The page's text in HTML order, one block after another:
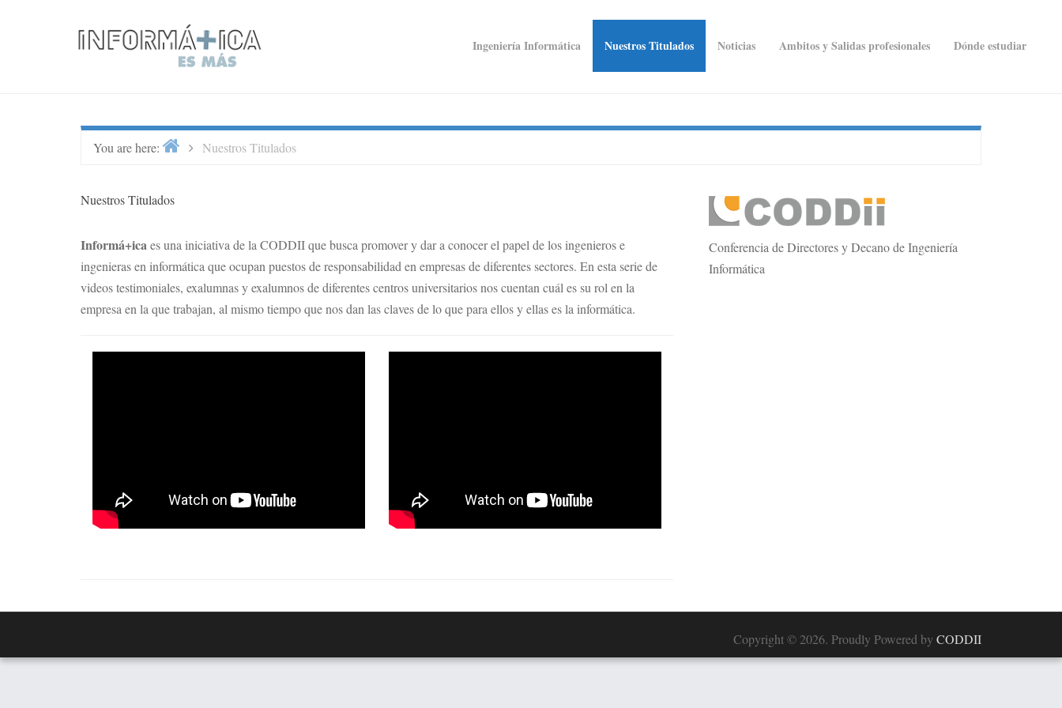
Ingeniería Informática Nuestros Titulados Noticias Ambitos y Salidas profesionales Dónde estudiar
You are here: HomeNuestros Titulados
Nuestros Titulados
Informá+icaes una iniciativa de la CODDII que busca promover y dar a conocer el papel de los ingenieros e
ingenieras en informática que ocupan puestos de responsabilidad en empresas de diferentes sectores. En esta serie de
videos testimoniales, exalumnas y exalumnos de diferentes centros universitarios nos cuentan cuál es su rol en la
empresa en la que trabajan, al mismo tiempo que nos dan las claves de lo que para ellos y ellas es la informática.
Secondary
Sidebar
Conferencia de Directores y Decano de Ingeniería
Informática
Copyright © 2026. Proudly Powered by CODDII